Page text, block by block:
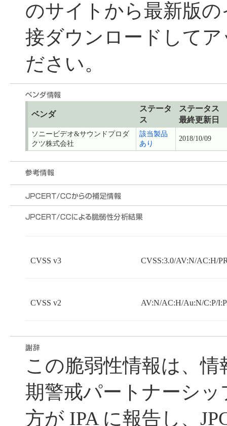
のサイトから最新版
接ダウンロードして
ださい。
ベンダ
ステータ
ス
ステータス
最終更新日
ソニービデオ&サウンドプロダ
クツ株式会社
該当製品
あり
2018/10/09
CVSS v3 CVSS:3.0/AV:N/AC:H/
CVSS v2 AV:N/AC:H/Au:N/C:P/
この脆弱性情報は、
期警戒パートナーシ
方が IPA に報告し、